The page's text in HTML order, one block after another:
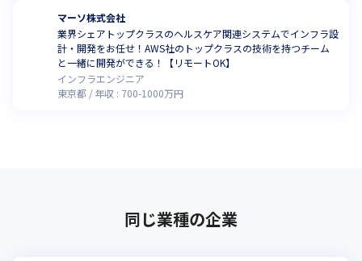
マーソ株式会社
業界シェアトップクラスのヘルスケア関連システムでインフラ設
計・開発をお任せ！AWS社のトップクラスの技術を持つチーム
と一緒に開発ができる！【リモートOK】
インフラエンジニア
東京都
年収 : 700-1000万円
同じ業種の企業